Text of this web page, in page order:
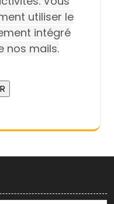
utiliser le
intégré
nos mails.